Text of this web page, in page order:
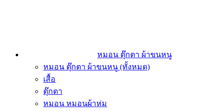
หมอน ตุ๊กตา ผ้าขนหนู
หมอน ตุ๊กตา ผ้าขนหนู (ทั้งหมด)
เสื้อ
ตุ๊กตา
หมอน หมอนผ้าห่ม